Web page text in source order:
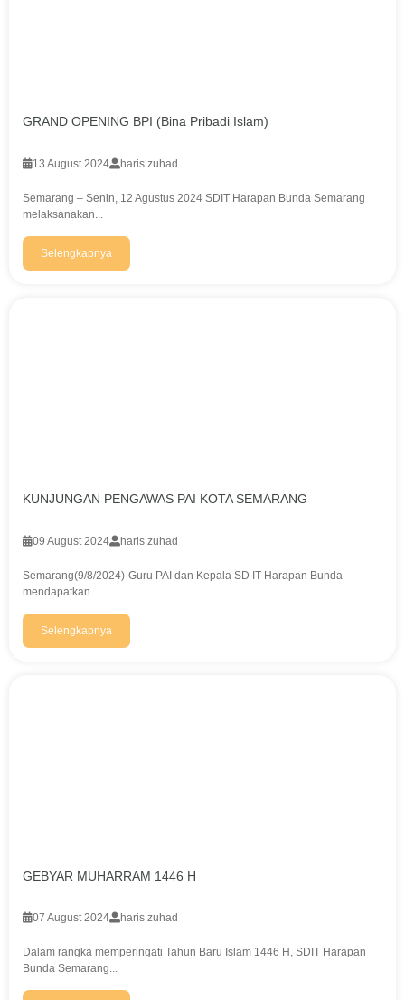
GRAND OPENING BPI (Bina Pribadi Islam)
13 August 2024 haris zuhad
Semarang – Senin, 12 Agustus 2024 SDIT Harapan Bunda Semarang
melaksanakan...
Selengkapnya
KUNJUNGAN PENGAWAS PAI KOTA SEMARANG
09 August 2024 haris zuhad
Semarang(9/8/2024)-Guru PAI dan Kepala SD IT Harapan Bunda
mendapatkan...
Selengkapnya
GEBYAR MUHARRAM 1446 H
07 August 2024 haris zuhad
Dalam rangka memperingati Tahun Baru Islam 1446 H, SDIT Harapan
Bunda Semarang...